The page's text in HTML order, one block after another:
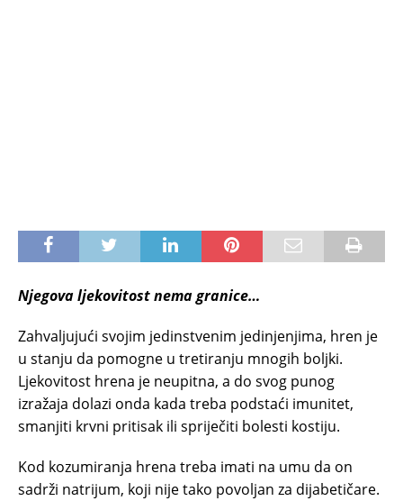
Njegova ljekovitost nema granice…
Zahvaljujući svojim jedinstvenim jedinjenjima, hren je
u stanju da pomogne u tretiranju mnogih boljki.
Ljekovitost hrena je neupitna, a do svog punog
izražaja dolazi onda kada treba podstaći imunitet,
smanjiti krvni pritisak ili spriječiti bolesti kostiju.
Kod kozumiranja hrena treba imati na umu da on
sadrži natrijum, koji nije tako povoljan za dijabetičare.